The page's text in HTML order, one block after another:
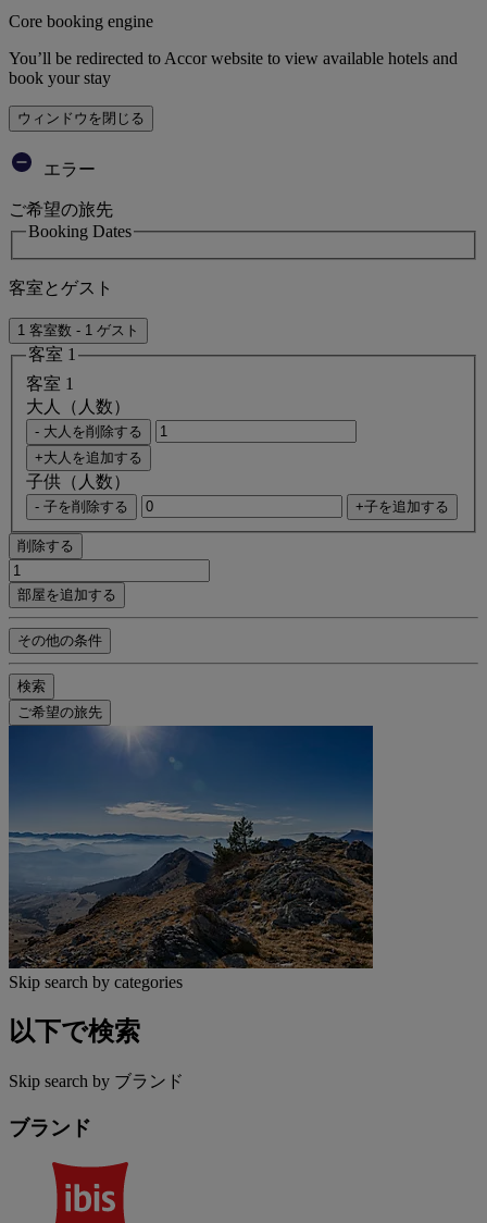
Core booking engine
You’ll be redirected to Accor website to view available hotels and
book your stay
ウィンドウを閉じる
エラー
ご希望の旅先
Booking Dates
客室とゲスト
1 客室数 - 1 ゲスト
客室 1
客室 1
大人（人数）
- 大人を削除する
+大人を追加する
子供（人数）
- 子を削除する +子を追加する
削除する
部屋を追加する
その他の条件
検索
ご希望の旅先
Skip search by categories
以下で検索
Skip search by ブランド
ブランド